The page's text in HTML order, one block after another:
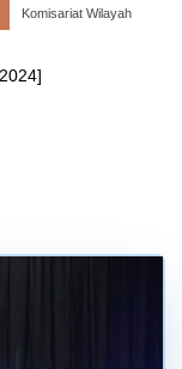
Komisariat Wilayah